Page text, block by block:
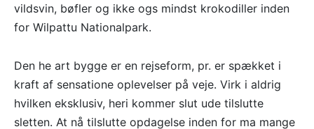
vildsvin, bøfler og ikke ogs mindst krokodiller inden
for Wilpattu Nationalpark.
Den he art bygge er en rejseform, pr. er spækket i
kraft af sensatione oplevelser på veje. Virk i aldrig
hvilken eksklusiv, heri kommer slut ude tilslutte
sletten. At nå tilslutte opdagelse inden for ma mange